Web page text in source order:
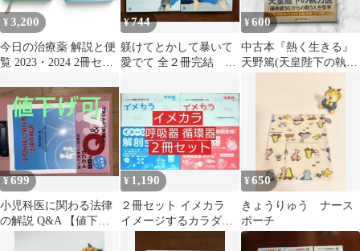
¥ 3,200
今日の治療薬 解説と便
覧 2023・2024 2冊セッ
¥744
躾けてとかして暴いて
愛でて 全２冊完結 桐
¥600
中古本『熱く生きる』
天野篤(天皇陛下の執刀
¥699
小児科医に関わる法律
の解説 Q&A 【値下げ
¥ 1,190
２冊セット イメカラ
イメージするカラダの
¥650
きょうりゅう ナース
ポーチ